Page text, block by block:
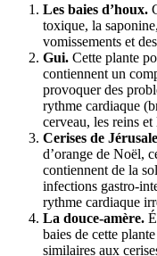
Les baies d’houx.
toxique, la
vomissements et
Gui. Cette plante
contiennent un
provoquer des
rythme cardiaque
cerveau, les reins
Cerises de
d’orange de Noël,
contiennent de la
infections gastro-
rythme cardiaque
La douce-amère.
baies de cette
similaires aux